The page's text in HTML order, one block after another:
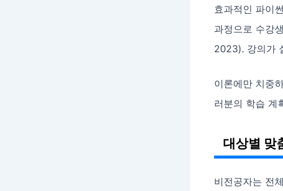
효과적인 파이
과정으로 수강
2023). 강의가
이론에만 치중
러분의 학습 계
대상별 맞
비전공자는 전